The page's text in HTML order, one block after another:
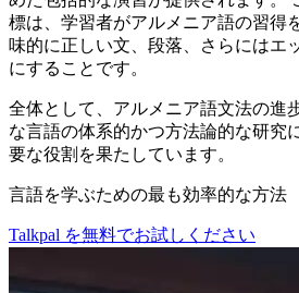
標は、学習者がアルメニア語の習得
味的に正しい文、段落、さらにはエ
にすることです。
全体として、アルメニア語文法の進
な言語の体系的かつ方法論的な研究
要な役割を果たしています。
言語を学ぶための最も効率的な方法
Talkpal を無料でお試しください